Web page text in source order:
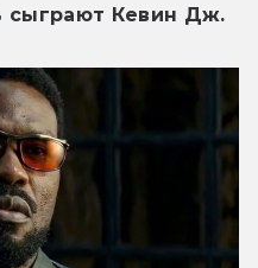
сыграют Кевин Дж.